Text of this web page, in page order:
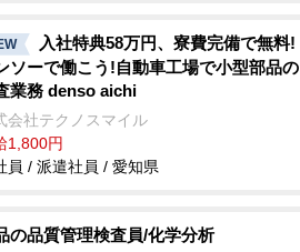
入社特典58万円、寮費完備で無料!
ソーで働こう!自動車工場で小型部品の
業務 denso aichi
会社テクノスマイル
1,800円
員 / 派遣社員 / 愛知県
の品質管理検査員/化学分析